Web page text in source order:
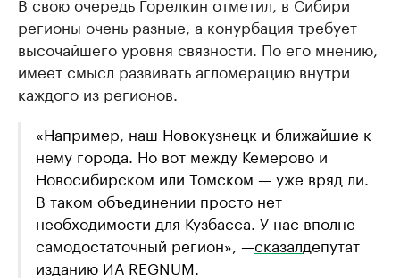
регионы очень разные, а конурбация требует
высочайшего уровня связности. По его мнению,
имеет смысл развивать агломерацию внутри
каждого из регионов.
«Например, наш Новокузнецк и ближайшие к
нему города. Но вот между Кемерово и
Новосибирском или Томском — уже вряд ли.
В таком объединении просто нет
необходимости для Кузбасса. У нас вполне
самодостаточный регион», —сказалдепутат
изданию ИА REGNUM.